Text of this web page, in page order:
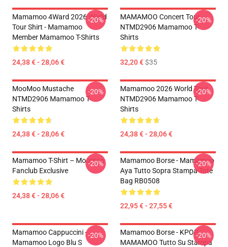
Mamamoo 4Ward 2026 World
Tour Shirt - Mamamoo
Member Mamamoo T-Shirts
24,38 € - 28,06 €
-20%
MAMAMOO Concert Tour
NTMD2906 Mamamoo T-
Shirts
32,20 €$35
-20%
MooMoo Mustache
NTMD2906 Mamamoo T-
Shirts
24,38 € - 28,06 €
-20%
Mamamoo 2026 World Tour
NTMD2906 Mamamoo T-
Shirts
24,38 € - 28,06 €
-20%
Mamamoo T-Shirt – Moomoo
Fanclub Exclusive
24,38 € - 28,06 €
-20%
Mamamoo Borse - Mamamoo
Aya Tutto Sopra Stampa Tote
Bag RB0508
22,95 € - 27,55 €
-20%
Mamamoo Cappuccini -
Mamamoo Logo Blu S
-20%
Mamamoo Borse - KPOP
MAMAMOO Tutto Su Stampa
-20%